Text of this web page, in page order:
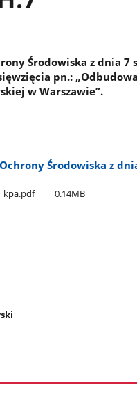
Środowiska z dnia 7
pn.:
w Warszawie”.
Środowiska z
0.14MB